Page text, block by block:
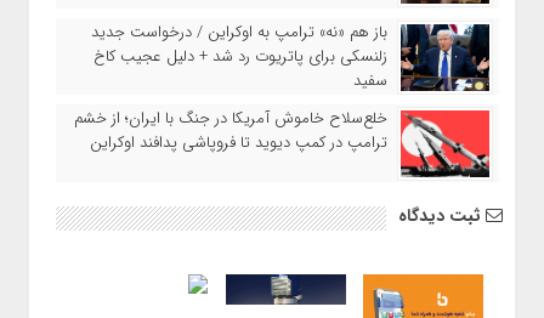
باز هم «نه» ترامپ به اوکراین / درخواست جدید
زلنسکی برای پاتریوت رد شد + دلیل عجیب کاخ
سفید
خلع‌سلاح خاموش آمریکا در جنگ با ایران؛ از خشم
ترامپ در کمپ دیوید تا فروپاشی پدافند اوکراین
ثبت دیدگاه